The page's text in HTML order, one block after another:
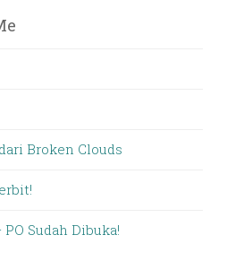
Broken Clouds
Sudah Dibuka!